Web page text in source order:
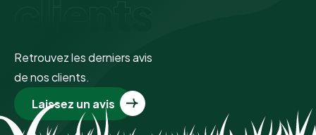
Retrouvez les derniers avis
de nos clients.
Laissez un avis